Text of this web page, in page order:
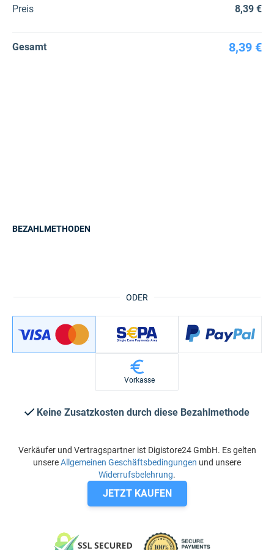
Preis 8,39 €
Gesamt 8,39 €
ODER
BEZAHLMETHODEN
Vorkasse
Keine Zusatzkosten durch diese Bezahlmethode
Verkäufer und Vertragspartner ist Digistore24 GmbH. Es gelten
unsereAllgemeinen Geschäftsbedingungen und unsere
Widerrufsbelehrung.
JETZT KAUFEN